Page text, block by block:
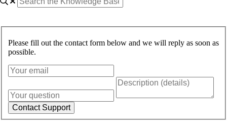
Please fill out the contact form below and we will reply as soon as
possible.